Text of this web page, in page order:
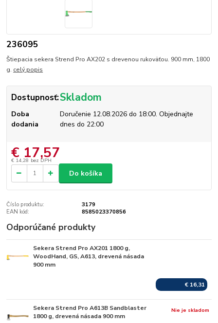
236095
Štiepacia sekera Strend Pro AX202 s drevenou rukoväťou. 900 mm, 1800
g. celý popis
Dostupnosť:Skladom
Doba
dodania
Doručenie 12.08.2026 do 18:00. Objednajte
dnes do 22:00
€ 17,57
€ 14,28 bez DPH
Do košíka
Číslo produktu:
3179
EAN kód:
8585023370856
Odporúčané produkty
Sekera Strend Pro AX201 1800 g,
WoodHand, GS, A613, drevená násada
900 mm
€ 16,31
Sekera Strend Pro A613B Sandblaster
1800 g, drevená násada 900 mm
Nie je skladom